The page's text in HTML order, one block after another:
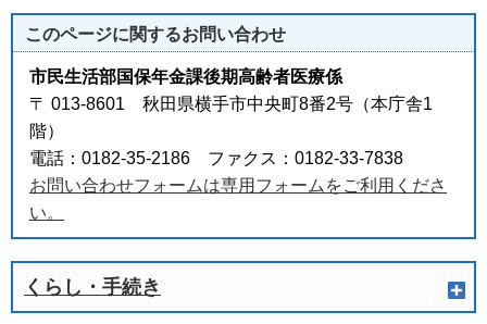
このページに関するお問い合わせ
市民生活部国保年金課後期高齢者医療係
〒 013-8601 秋田県横手市中央町8番2号（本庁舎1
階）
電話：0182-35-2186 ファクス：0182-33-7838
お問い合わせフォームは専用フォームをご利用くださ
い。
くらし・手続き